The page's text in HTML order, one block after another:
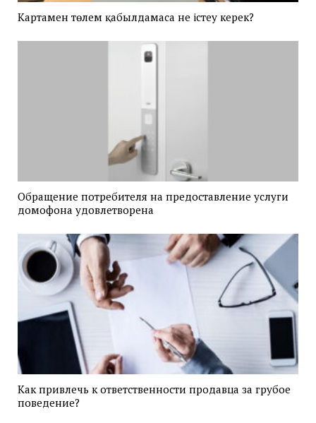
Картамен төлем қабылдамаса не істеу керек?
Обращение потребителя на предоставление услуги
домофона удовлетворена
Как привлечь к ответственности продавца за грубое
поведение?